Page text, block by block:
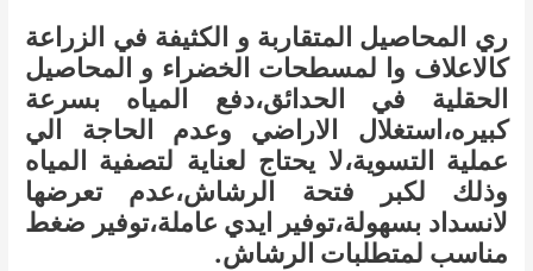
ري المحاصيل المتقاربة و الكثيفة في الزراعة
كالاعلاف وا لمسطحات الخضراء و المحاصيل
الحقلية في الحدائق،دفع المياه بسرعة
كبيره،استغلال الاراضي وعدم الحاجة الي
عملية التسوية،لا يحتاج لعناية لتصفية المياه
وذلك لكبر فتحة الرشاش،عدم تعرضها
لانسداد بسهولة،توفير ايدي عاملة،توفير ضغط
مناسب لمتطلبات الرشاش.